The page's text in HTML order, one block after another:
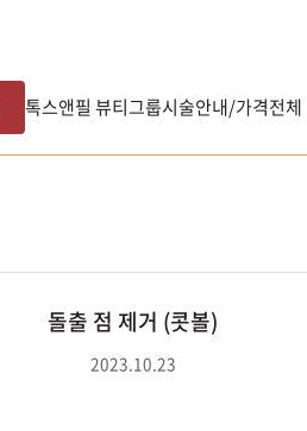
톡스앤필 뷰티그룹시술안내/가격전체
돌출 점 제거 (콧볼)
2023.10.23